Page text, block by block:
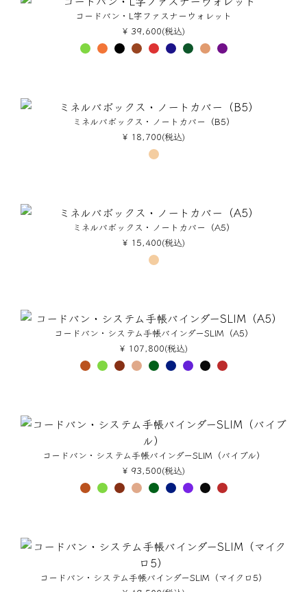
コードバン・L字ファスナーウォレット
¥ 39,600(税込)
ミネルバボックス・ノートカバー（B5）
¥ 18,700(税込)
ミネルバボックス・ノートカバー（A5）
¥ 15,400(税込)
コードバン・システム手帳バインダーSLIM（A5）
¥ 107,800(税込)
コードバン・システム手帳バインダーSLIM（バイブル）
¥ 93,500(税込)
コードバン・システム手帳バインダーSLIM（マイクロ5）